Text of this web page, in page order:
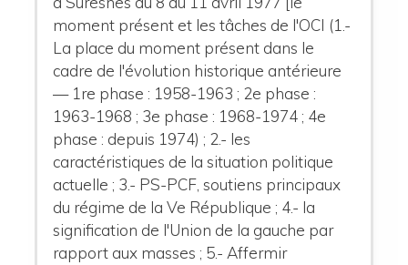
moment présent et les tâches de l'OCI (1.-
La place du moment présent dans le
cadre de l'évolution historique antérieure
— 1re phase : 1958-1963 ; 2e phase :
1963-1968 ; 3e phase : 1968-1974 ; 4e
phase : depuis 1974) ; 2.- les
caractéristiques de la situation politique
actuelle ; 3.- PS-PCF, soutiens principaux
du régime de la Ve République ; 4.- la
signification de l'Union de la gauche par
rapport aux masses ; 5.- Affermir